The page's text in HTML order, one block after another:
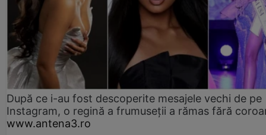
După ce i-au fost descoperite mesajele vechi de pe
Instagram, o regină a frumuseții a rămas fără
www.antena3.ro